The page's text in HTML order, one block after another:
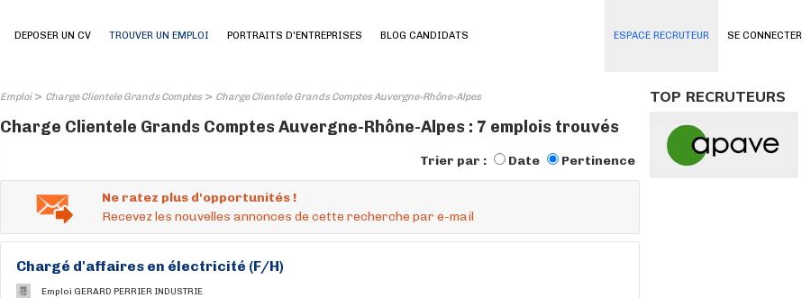
SE CONNECTER
DEPOSER UN CV TROUVER UN EMPLOI PORTRAITS D'ENTREPRISES BLOG CANDIDATS ESPACE RECRUTEUR
Emploi> Charge Clientele Grands Comptes> Charge Clientele Grands Comptes Auvergne-Rhône-Alpes
Charge Clientele Grands Comptes Auvergne-Rhône-Alpes : 7 emplois trouvés
Trier par : Date Pertinence
Ne ratez plus d'opportunités !
Recevez les nouvelles annonces de cette recherche par e-mail
Chargé d'affaires en électricité (F/H)
Emploi GERARD PERRIER INDUSTRIE
TOP RECRUTEURS